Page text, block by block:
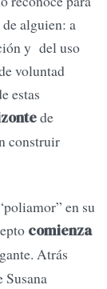
alguien: a
y del uso
voluntad
estas
de
construir
en su
comienza
Atrás
Susana